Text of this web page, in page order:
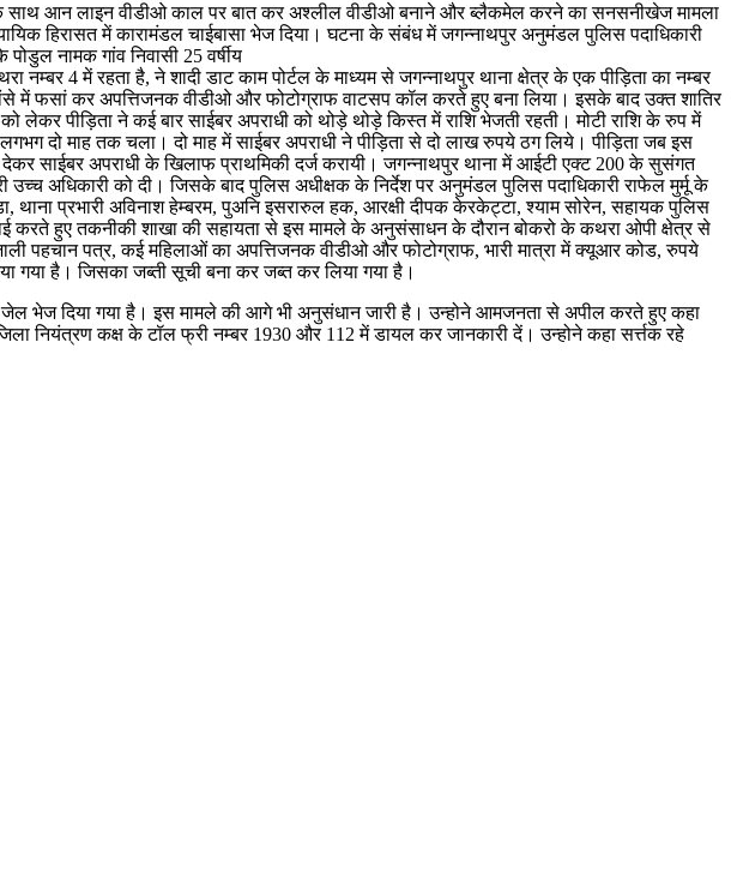
के साथ आन लाइन वीडीओ काल पर बात कर अश्लील वीडीओ बनाने और ब्लैकमेल करने का सनसनीखेज मामला
हिरासत में कारामंडल चाईबासा भेज दिया। घटना के संबंध में जगन्नाथपुर अनुमंडल पुलिस पदाधिकारी
नामक गांव निवासी 25 वर्षीय
नम्बर 4 में रहता है, ने शादी डाट काम पोर्टल के माध्यम से जगन्नाथपुर थाना क्षेत्र के एक पीड़िता का नम्बर
में फसां कर अपत्तिजनक वीडीओ और फोटोग्राफ वाटसप कॉल करते हुए बना लिया। इसके बाद उक्त शातिर
पीड़िता ने कई बार साईबर अपराधी को थोड़े थोड़े किस्त में राशि भेजती रहती। मोटी राशि के रुप में
दो माह तक चला। दो माह में साईबर अपराधी ने पीड़िता से दो लाख रुपये ठग लिये। पीड़िता जब इस
साईबर अपराधी के खिलाफ प्राथमिकी दर्ज करायी। जगन्नाथपुर थाना में आईटी एक्ट 200 के सुसंगत
उच्च अधिकारी को दी। जिसके बाद पुलिस अधीक्षक के निर्देश पर अनुमंडल पुलिस पदाधिकारी राफेल मुर्मू के
थाना प्रभारी अविनाश हेम्बरम, पुअनि इसरारुल हक, आरक्षी दीपक केरकेट्टा, श्याम सोरेन, सहायक पुलिस
करते हुए तकनीकी शाखा की सहायता से इस मामले के अनुसंसाधन के दौरान बोकरो के कथरा ओपी क्षेत्र से
पहचान पत्र, कई महिलाओं का अपत्तिजनक वीडीओ और फोटोग्राफ, भारी मात्रा में क्यूआर कोड, रुपये
गया है। जिसका जब्ती सूची बना कर जब्त कर लिया गया है।
जेल भेज दिया गया है। इस मामले की आगे भी अनुसंधान जारी है। उन्होने आमजनता से अपील करते हुए कहा
नियंत्रण कक्ष के टॉल फ्री नम्बर 1930 और 112 में डायल कर जानकारी दें। उन्होने कहा सर्त्तक रहे